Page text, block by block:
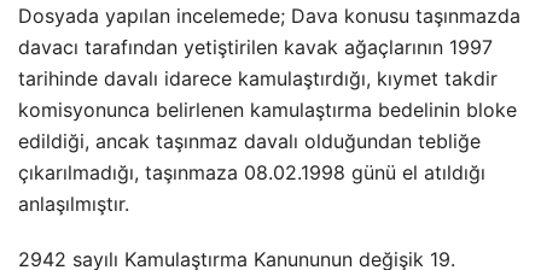
Dosyada yapılan incelemede; Dava konusu taşınmazda
davacı tarafından yetiştirilen kavak ağaçlarının 1997
tarihinde davalı idarece kamulaştırdığı, kıymet takdir
komisyonunca belirlenen kamulaştırma bedelinin bloke
edildiği, ancak taşınmaz davalı olduğundan tebliğe
çıkarılmadığı, taşınmaza 08.02.1998 günü el atıldığı
anlaşılmıştır.
2942 sayılı Kamulaştırma Kanununun değişik 19.